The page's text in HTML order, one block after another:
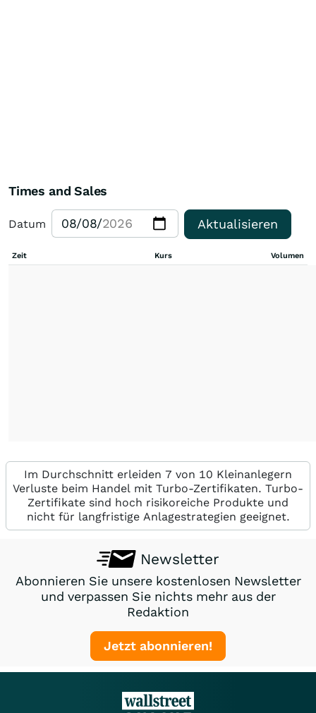
Times and Sales
Datum Aktualisieren
Zeit Kurs Volumen
Im Durchschnitt erleiden 7 von 10 Kleinanlegern
Verluste beim Handel mit Turbo-Zertifikaten. Turbo-
Zertifikate sind hoch risikoreiche Produkte und
nicht für langfristige Anlagestrategien geeignet.
Newsletter
Abonnieren Sie unsere kostenlosen Newsletter
und verpassen Sie nichts mehr aus der
Redaktion
Jetzt abonnieren!